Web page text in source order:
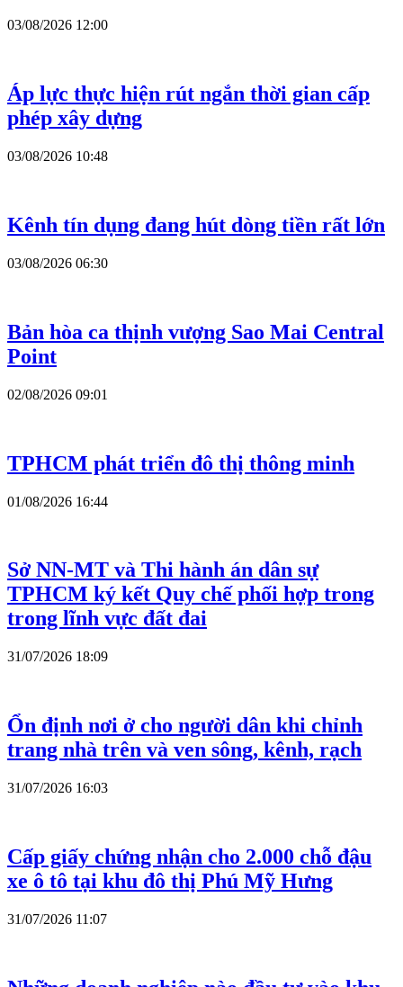
03/08/2026 12:00
Áp lực thực hiện rút ngắn thời gian cấp
phép xây dựng
03/08/2026 10:48
Kênh tín dụng đang hút dòng tiền rất lớn
03/08/2026 06:30
Bản hòa ca thịnh vượng Sao Mai Central
Point
02/08/2026 09:01
TPHCM phát triển đô thị thông minh
01/08/2026 16:44
Sở NN-MT và Thi hành án dân sự
TPHCM ký kết Quy chế phối hợp trong
trong lĩnh vực đất đai
31/07/2026 18:09
Ổn định nơi ở cho người dân khi chỉnh
trang nhà trên và ven sông, kênh, rạch
31/07/2026 16:03
Cấp giấy chứng nhận cho 2.000 chỗ đậu
xe ô tô tại khu đô thị Phú Mỹ Hưng
31/07/2026 11:07